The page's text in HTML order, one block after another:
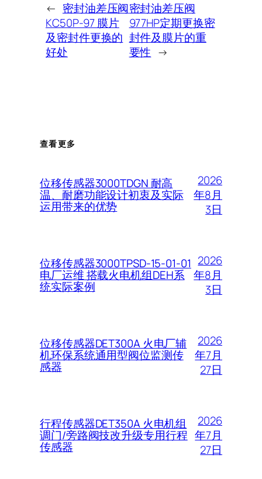
← 密封油差压阀
KC50P-97 膜片
及密封件更换的
好处
密封油差压阀
977HP定期更换密
封件及膜片的重
要性 →
查看更多
位移传感器3000TDGN 耐高
温、耐磨功能设计初衷及实际
运用带来的优势
2026
年8月
3日
位移传感器3000TPSD-15-01-01
电厂运维 搭载火电机组DEH系
统实际案例
2026
年8月
3日
位移传感器DET300A 火电厂辅
机环保系统通用型阀位监测传
感器
2026
年7月
27日
行程传感器DET350A 火电机组
调门/旁路阀技改升级专用行程
传感器
2026
年7月
27日